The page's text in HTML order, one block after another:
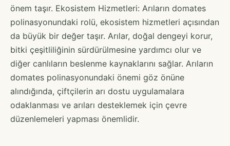
önem taşır. Ekosistem Hizmetleri: Arıların domates
polinasyonundaki rolü, ekosistem hizmetleri açısından
da büyük bir değer taşır. Arılar, doğal dengeyi korur,
bitki çeşitliliğinin sürdürülmesine yardımcı olur ve
diğer canlıların beslenme kaynaklarını sağlar. Arıların
domates polinasyonundaki önemi göz önüne
alındığında, çiftçilerin arı dostu uygulamalara
odaklanması ve arıları desteklemek için çevre
düzenlemeleri yapması önemlidir.